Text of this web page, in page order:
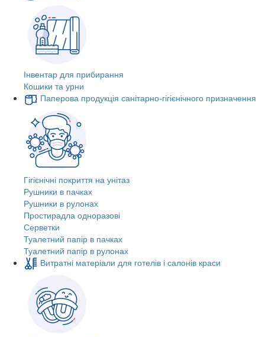
Інвентар для прибирання
Кошики та урни
Паперова продукція санітарно-гігієнічного призначення
Гігієнічні покриття на унітаз
Рушники в пачках
Рушники в рулонах
Простирадла одноразові
Серветки
Туалетний папір в пачках
Туалетний папір в рулонах
Витратні матеріали для готелів і салонів краси